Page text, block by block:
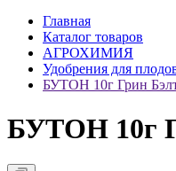
Главная
Каталог товаров
АГРОХИМИЯ
Удобрения для
БУТОН 10г Грин
БУТОН 10г